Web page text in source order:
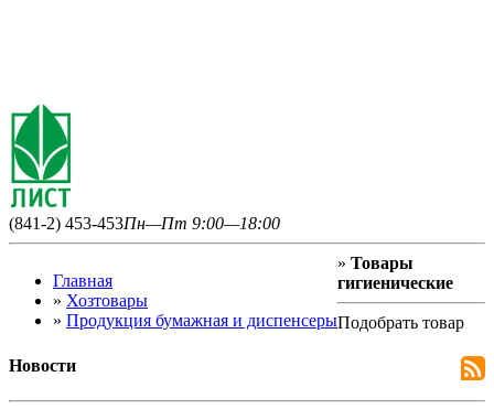
(841-2) 453-453Пн—Пт 9:00—18:00
Главная
» Хозтовары
» Продукция бумажная и диспенсеры
» Товары
гигиенические
Подобрать товар
Новости